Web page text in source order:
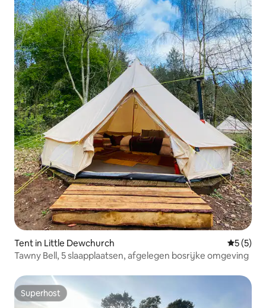
Tent in Little Dewchurch
5 (5)
Tawny Bell, 5 slaapplaatsen, afgelegen bosrijke omgeving
Superhost
Superhost